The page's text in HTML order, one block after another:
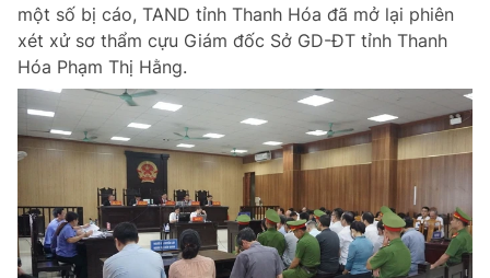
một số bị cáo, TAND tỉnh Thanh Hóa đã mở lại phiên
xét xử sơ thẩm cựu Giám đốc Sở GD-ĐT tỉnh Thanh
Hóa Phạm Thị Hằng.